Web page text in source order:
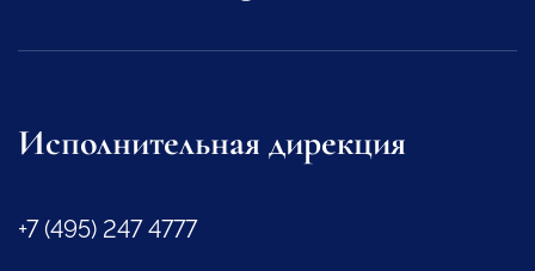
Исполнительная дирекция
+7 (495) 247 4777